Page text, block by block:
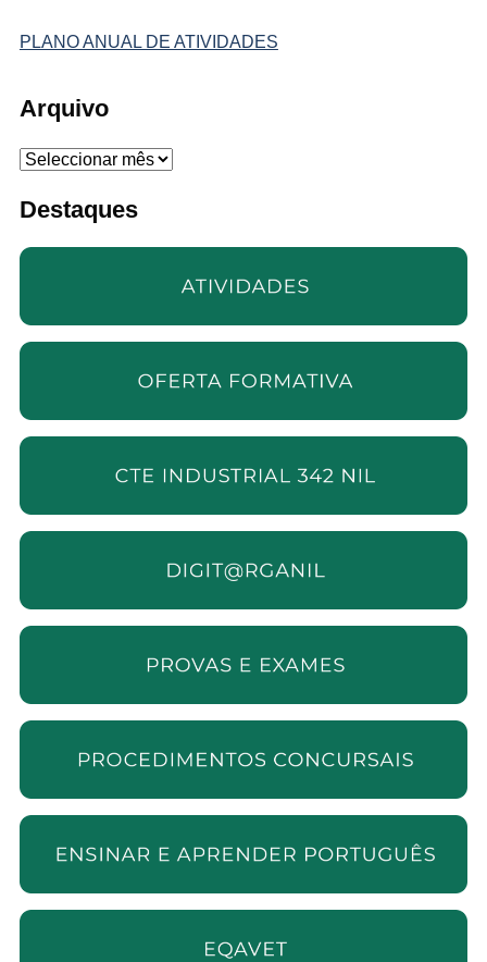
PLANO ANUAL DE ATIVIDADES
Arquivo
Arquivo
Destaques